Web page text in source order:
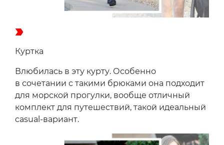
Куртка
Влюбилась в эту курту. Особенно
в сочетании с такими брюками она подходит
для морской прогулки, вообще отличный
комплект для путешествий, такой идеальный
casual-вариант.